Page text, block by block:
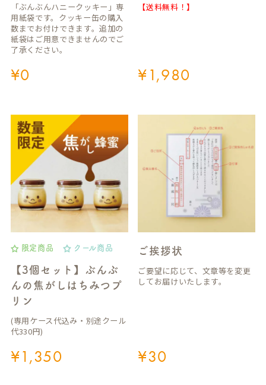
「ぶんぶんハニークッキー」専
用紙袋です。クッキー缶の購入
数までお付けできます。追加の
紙袋はご用意できませんのでご
了承ください。
¥0
【送料無料！】
¥1,980
限定商品 クール商品
【3個セット】ぶんぶ
んの焦がしはちみつプ
リン
(専用ケース代込み・別途クール
代330円)
¥1,350
ご挨拶状
ご要望に応じて、文章等を変更
してお届けいたします。
¥30